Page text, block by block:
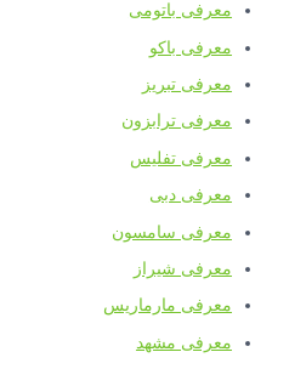
معرفی باتومی
معرفی باکو
معرفی تبریز
معرفی ترابزون
معرفی تفلیس
معرفی دبی
معرفی سامسون
معرفی شیراز
معرفی مارماریس
معرفی مشهد